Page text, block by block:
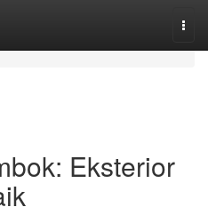
Eksterior